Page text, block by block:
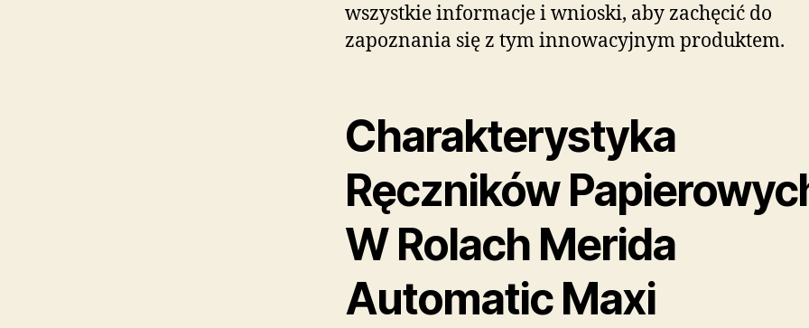
wszystkie informacje i wnioski, aby zachęcić do
zapoznania się z tym innowacyjnym produktem.
Charakterystyka
Ręczników
W Rolach Merida
Automatic Maxi